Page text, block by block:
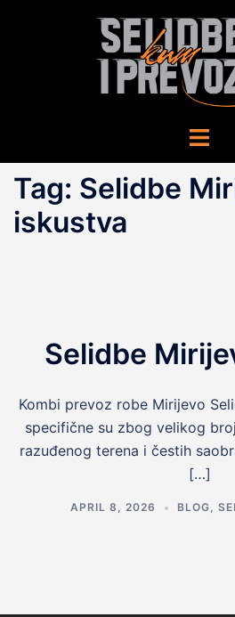
Toggle
Tag: Selidbe
iskustva
Selidbe
Kombi prevoz robe Mirijevo
specifične su zbog velikog
razuđenog terena i čestih
[…]
APRIL 8, 2026 BLOG,